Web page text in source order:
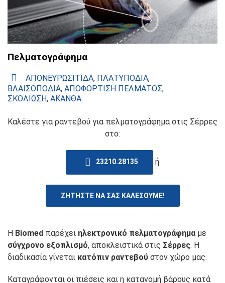
Πελματογράφημα
ΑΠΟΝΕΥΡΩΣΙΤΙΔΑ, ΠΛΑΤΥΠΟΔΙΑ,
ΒΛΑΙΣΟΠΟΔΙΑ, ΑΠΟΦΟΡΤΙΣΗ ΠΕΛΜΑΤΟΣ,
ΣΚΟΛΙΩΣΗ, ΑΚΑΝΘΑ
Καλέστε για ραντεβού για πελματογράφημα στις Σέρρες
στο:
23210.28135 ή
ΖΗΤΗΣΤΕ ΝΑ ΣΑΣ ΚΑΛΕΣΟΥΜΕ!
Η Biomed παρέχει ηλεκτρονικό πελματογράφημα με
σύγχρονο εξοπλισμό, αποκλειστικά στις Σέρρες. Η
διαδικασία γίνεται κατόπιν ραντεβού στον χώρο μας.
Καταγράφονται οι πιέσεις και η κατανομή βάρους κατά